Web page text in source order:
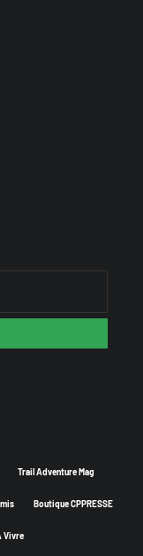
Trail Adventure Mag
Boutique CPPRESSE
Vivre